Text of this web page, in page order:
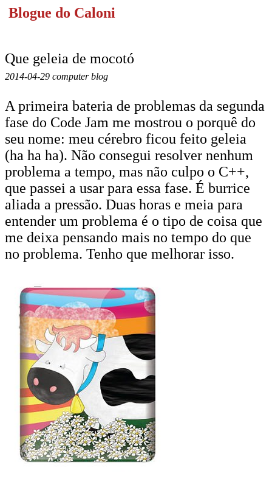
Blogue do Caloni
Que geleia de mocotó
2014-04-29 computer blog
A primeira bateria de problemas da segunda
fase do Code Jam me mostrou o porquê do
seu nome: meu cérebro ficou feito geleia
(ha ha ha). Não consegui resolver nenhum
problema a tempo, mas não culpo o C++,
que passei a usar para essa fase. É burrice
aliada a pressão. Duas horas e meia para
entender um problema é o tipo de coisa que
me deixa pensando mais no tempo do que
no problema. Tenho que melhorar isso.